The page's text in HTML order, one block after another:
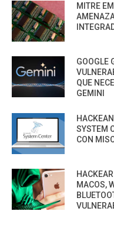
MITRE
GOOGLE
QUE
GEMINI
SYSTEM
CON
MACOS,